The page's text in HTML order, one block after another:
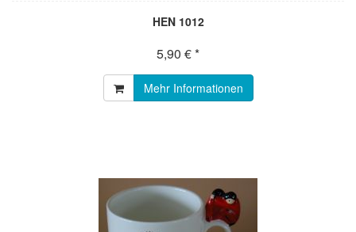
HEN 1012
5,90 € *
Mehr Informationen